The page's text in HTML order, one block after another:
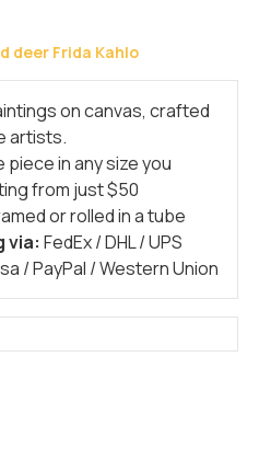
deer Frida Kahlo
on canvas, crafted
artists.
piece in any size you
from just $50
or rolled in a tube
via: FedEx / DHL / UPS
/ PayPal / Western Union